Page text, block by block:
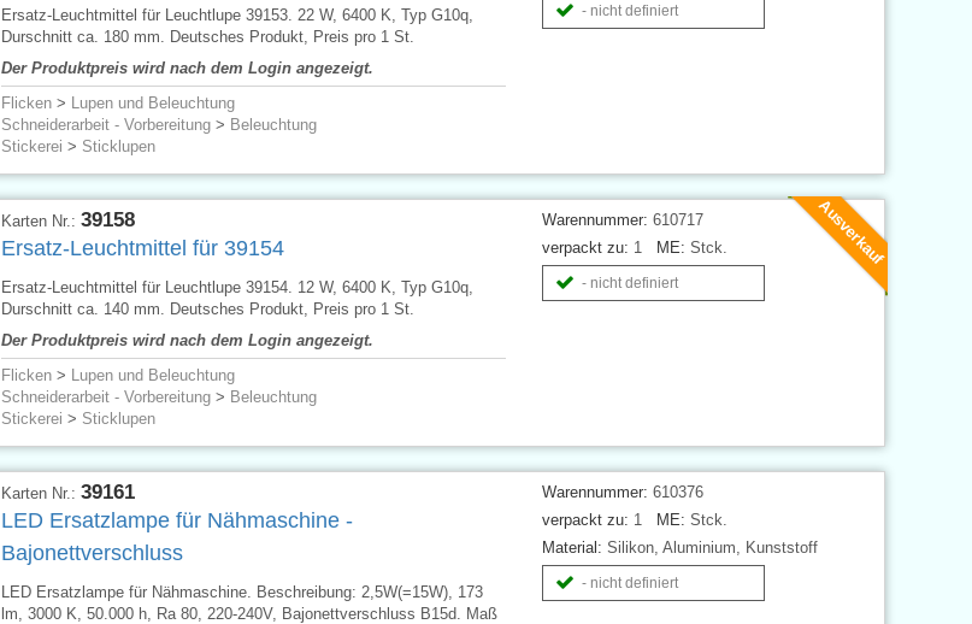
- nicht definiert
Ersatz-Leuchtmittel für Leuchtlupe 39153. 22 W, 6400 K, Typ G10q,
Durschnitt ca. 180 mm. Deutsches Produkt, Preis pro 1 St.
Der Produktpreis wird nach dem Login angezeigt.
Flicken> Lupen und Beleuchtung
Schneiderarbeit - Vorbereitung> Beleuchtung
Stickerei > Sticklupen
Ausverkauf
Warennummer: 610717
verpackt zu: 1 ME: Stck.
- nicht definiert
Karten Nr.: 39158
Ersatz-Leuchtmittel für 39154
Ersatz-Leuchtmittel für Leuchtlupe 39154. 12 W, 6400 K, Typ G10q,
Durschnitt ca. 140 mm. Deutsches Produkt, Preis pro 1 St.
Der Produktpreis wird nach dem Login angezeigt.
Flicken> Lupen und Beleuchtung
Schneiderarbeit - Vorbereitung> Beleuchtung
Stickerei > Sticklupen
Warennummer: 610376
verpackt zu: 1 ME: Stck.
Material: Silikon, Aluminium, Kunststoff
- nicht definiert
Karten Nr.: 39161
LED Ersatzlampe für Nähmaschine -
Bajonettverschluss
LED Ersatzlampe für Nähmaschine. Beschreibung: 2,5W(=15W), 173
lm, 3000 K, 50.000 h, Ra 80, 220-240V, Bajonettverschluss B15d. Maß